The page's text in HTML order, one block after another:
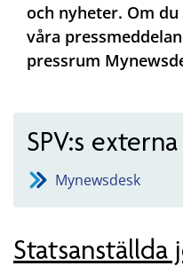
och nyheter. Om
våra
pressrum
SPV:s
Mynewsdesk